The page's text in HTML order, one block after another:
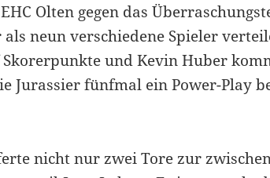
Olten gegen das
neun verschiedene Spieler
und Kevin Huber
Jurassier fünfmal ein Power-Play
nicht nur zwei Tore zur